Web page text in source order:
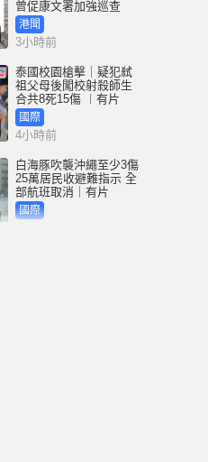
曾促康文署加強巡查
港聞
3小時前
泰國校園槍擊｜疑犯弒
祖父母後闖校射殺師生
合共8死15傷 ︱有片
國際
4小時前
白海豚吹襲沖繩至少3傷
25萬居民收避難指示 全
部航班取消｜有片
國際